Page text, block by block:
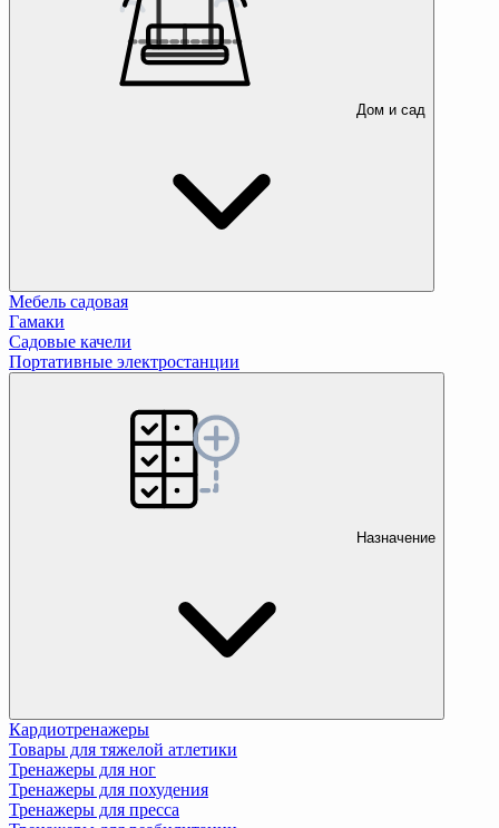
Дом и сад
Мебель садовая
Гамаки
Садовые качели
Портативные электростанции
Назначение
Кардиотренажеры
Товары для тяжелой атлетики
Тренажеры для ног
Тренажеры для похудения
Тренажеры для пресса